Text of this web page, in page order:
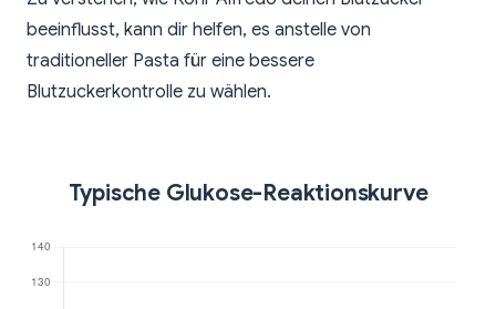
beeinflusst, kann dir helfen, es anstelle von
traditioneller Pasta für eine bessere
Blutzuckerkontrolle zu wählen.
Typische Glukose-Reaktionskurve